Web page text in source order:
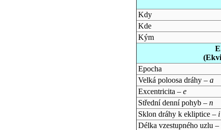
Kdy
Kde
Kým
Epocha
Velká poloosa dráhy – a
Excentricita – e
Střední denní pohyb – n
Sklon dráhy k ekliptice – i
Délka vzestupného uzlu –